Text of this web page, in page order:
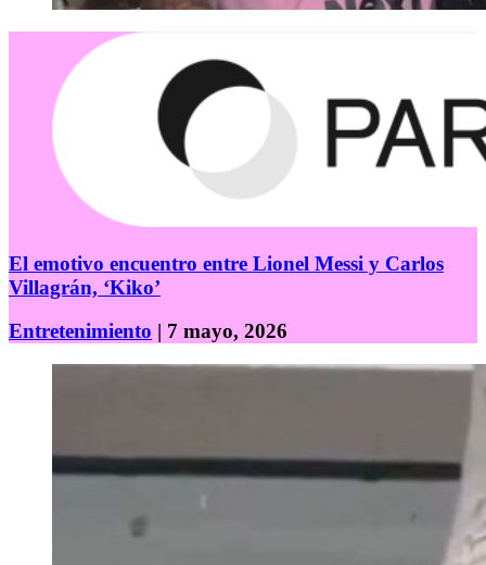
El emotivo encuentro entre Lionel Messi y Carlos
Villagrán, ‘Kiko’
Entretenimiento | 7 mayo, 2026